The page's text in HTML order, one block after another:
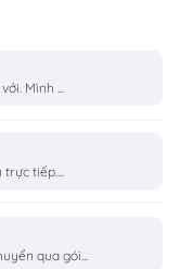
Mình ...
tiếp....
qua gói...